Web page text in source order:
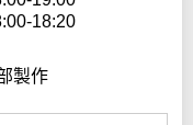
18:20
製作